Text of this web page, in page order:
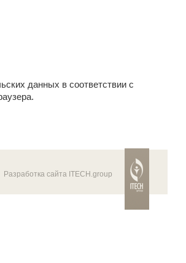
данных в соответствии с
Разработка сайта ITECH.group